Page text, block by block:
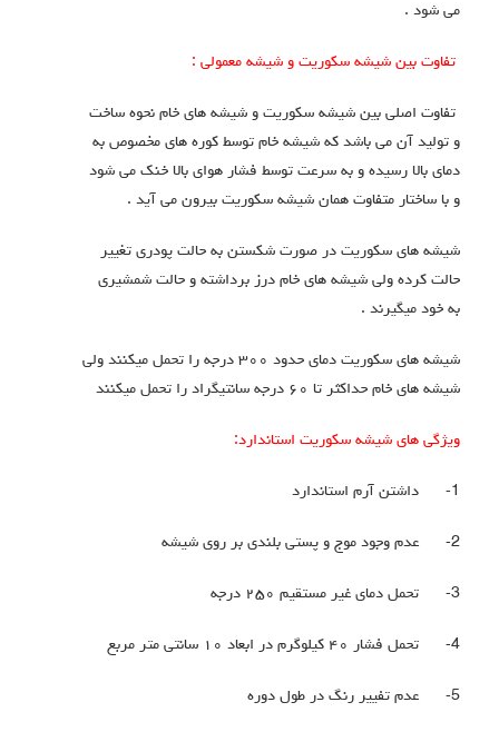
می شود .
تفاوت بین شیشه سکوریت و شیشه معمولی :
تفاوت اصلی بین شیشه سکوریت و شیشه های خام نحوه ساخت
و تولید آن می باشد که شیشه خام توسط کوره های مخصوص به
دمای بالا رسیده و به سرعت توسط فشار هوای بالا خنک می شود
و با ساختار متفاوت همان شیشه سکوریت بیرون می آید .
شیشه های سکوریت در صورت شکستن به حالت پودری تغییر
حالت کرده ولی شیشه های خام درز برداشته و حالت شمشیری
به خود میگیرند .
شیشه های سکوریت دمای حدود ۳۰۰ درجه را تحمل میکنند ولی
شیشه های خام حداکثر تا ۶۰ درجه سانتیگراد را تحمل میکنند
ویژگی های شیشه سکوریت استاندارد:
داشتن آرم استاندارد
عدم وجود موج و پستی بلندی بر روی شیشه
تحمل دمای غیر مستقیم ۲۵۰ درجه
تحمل فشار ۴۰ کیلوگرم در ابعاد ۱۰ سانتی متر مربع
عدم تفییر رنگ در طول دوره